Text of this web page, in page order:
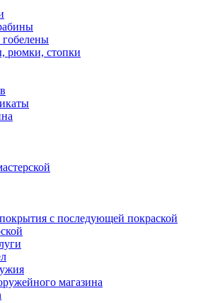
рюмки, стопки
с последующей покраской
магазина